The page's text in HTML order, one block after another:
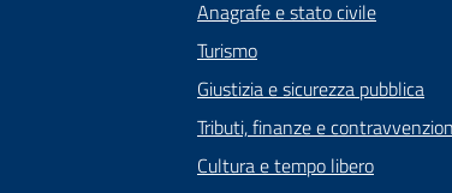
Anagrafe e stato civile
Turismo
Giustizia e sicurezza pubblica
Tributi, finanze e
Cultura e tempo libero